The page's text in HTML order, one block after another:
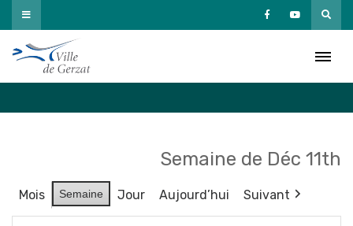
Passer
au
contenu
Semaine de Déc 11th
Mois Semaine Jour Aujourd’hui Suivant